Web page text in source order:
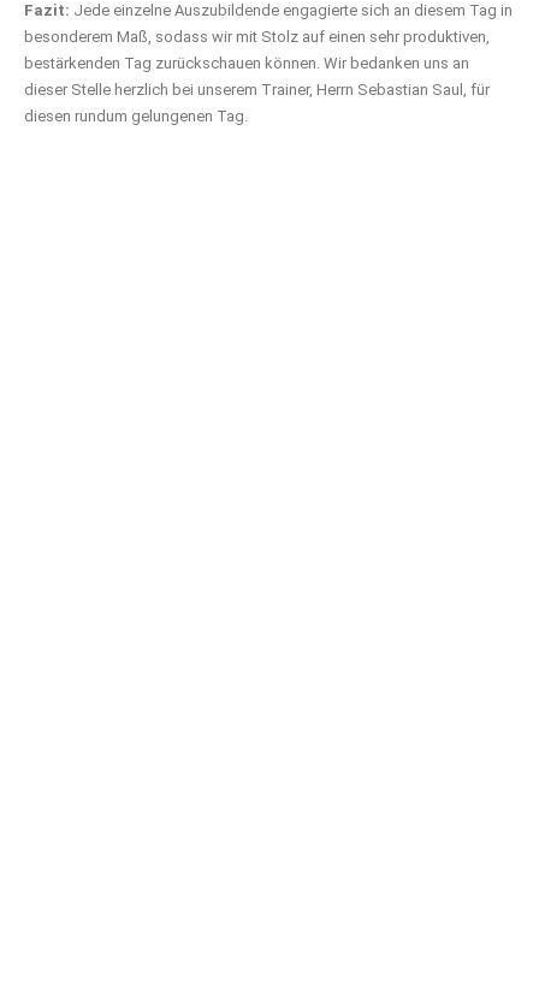
Fazit: Jede einzelne Auszubildende engagierte sich an diesem Tag in
besonderem Maß, sodass wir mit Stolz auf einen sehr produktiven,
bestärkenden Tag zurückschauen können. Wir bedanken uns an
dieser Stelle herzlich bei unserem Trainer, Herrn Sebastian Saul, für
diesen rundum gelungenen Tag.